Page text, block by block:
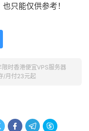
只能仅供参考！
时香港便宜VPS服务器
/月付23元起
  